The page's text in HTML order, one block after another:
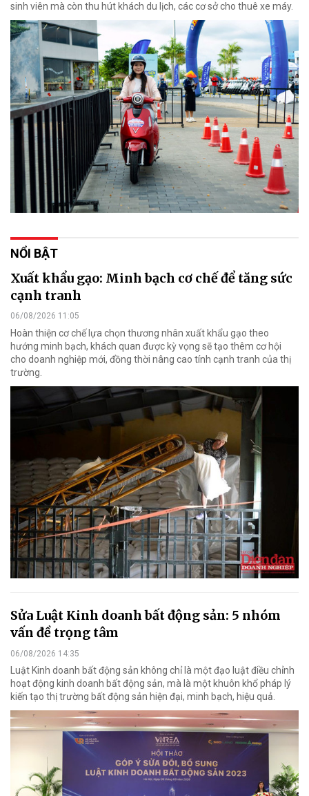
sinh viên mà còn thu hút khách du lịch, các cơ sở cho thuê xe máy.
NỔI BẬT
Xuất khẩu gạo: Minh bạch cơ chế để tăng sức
cạnh tranh
06/08/2026 11:05
Hoàn thiện cơ chế lựa chọn thương nhân xuất khẩu gạo theo
hướng minh bạch, khách quan được kỳ vọng sẽ tạo thêm cơ hội
cho doanh nghiệp mới, đồng thời nâng cao tính cạnh tranh của thị
trường.
Sửa Luật Kinh doanh bất động sản: 5 nhóm
vấn đề trọng tâm
06/08/2026 14:35
Luật Kinh doanh bất động sản không chỉ là một đạo luật điều chỉnh
hoạt động kinh doanh bất động sản, mà là một khuôn khổ pháp lý
kiến tạo thị trường bất động sản hiện đại, minh bạch, hiệu quả.